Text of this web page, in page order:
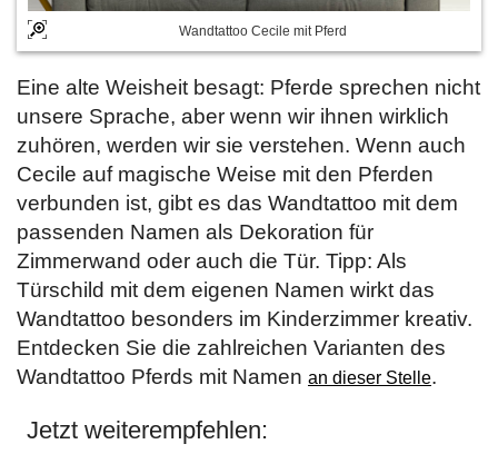
Wandtattoo Cecile mit Pferd
Eine alte Weisheit besagt: Pferde sprechen nicht
unsere Sprache, aber wenn wir ihnen wirklich
zuhören, werden wir sie verstehen. Wenn auch
Cecile auf magische Weise mit den Pferden
verbunden ist, gibt es das Wandtattoo mit dem
passenden Namen als Dekoration für
Zimmerwand oder auch die Tür. Tipp: Als
Türschild mit dem eigenen Namen wirkt das
Wandtattoo besonders im Kinderzimmer kreativ.
Entdecken Sie die zahlreichen Varianten des
Wandtattoo Pferds mit Namen an dieser Stelle.
Jetzt weiterempfehlen: